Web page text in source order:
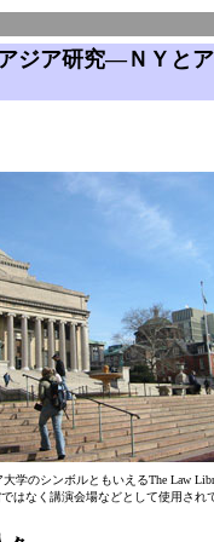
ジア研究―ＮＹと
学のシンボルともいえるThe Law
はなく講演会場などとして使用され